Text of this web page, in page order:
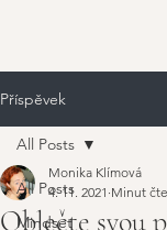
Příspěvek
All Posts
Mindset
All Posts
Oblečte svou
Monika Klímová
4. 11. 2021 Minut